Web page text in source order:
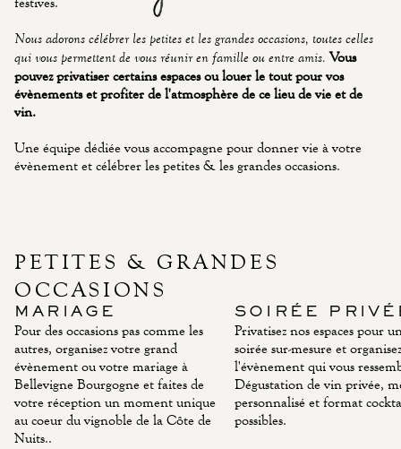
Nous adorons célébrer les petites et les grandes occasions, toutes celles
qui vous permettent de vous réunir en famille ou entre amis. Vous
pouvez privatiser certains espaces ou louer le tout pour vos
évènements et profiter de l'atmosphère de ce lieu de vie et de
vin.
Une équipe dédiée vous accompagne pour donner vie à votre
évènement et célébrer les petites & les grandes occasions.
PETITES & GRANDES
OCCASIONS
MARIAGE
Pour des occasions pas comme les
autres, organisez votre grand
évènement ou votre mariage à
Bellevigne Bourgogne et faites de
votre réception un moment unique
au coeur du vignoble de la Côte de
Nuits..
SOIRÉE
Privatisez nos espaces pour
soirée sur-mesure et organisez
l'évènement qui vous
Dégustation de vin privée,
personnalisé et format
possibles.